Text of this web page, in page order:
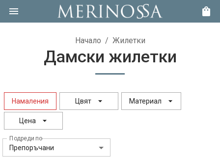
Начало / Жилетки
Дамски жилетки
Намаления Цвят Материал
Цена
Подреди по
Препоръчани